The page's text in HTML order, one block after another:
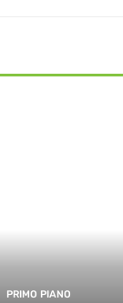
PRIMO PIANO